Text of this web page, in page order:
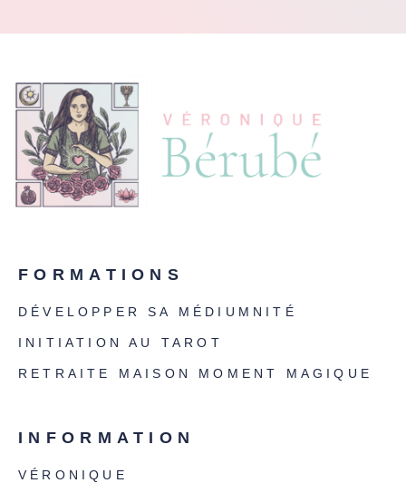
FORMATIONS
DÉVELOPPER SA MÉDIUMNITÉ
INITIATION AU TAROT
RETRAITE MAISON MOMENT MAGIQUE
INFORMATION
VÉRONIQUE